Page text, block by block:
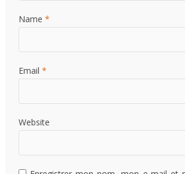
Name *
Email *
Website